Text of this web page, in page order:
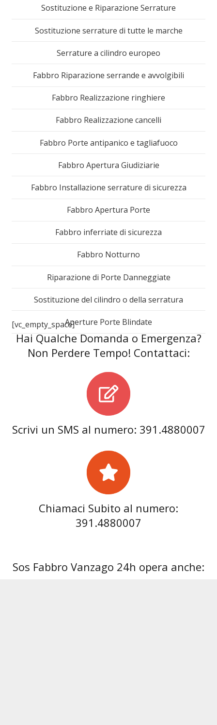
Sostituzione e Riparazione Serrature
Sostituzione serrature di tutte le marche
Serrature a cilindro europeo
Fabbro Riparazione serrande e avvolgibili
Fabbro Realizzazione ringhiere
Fabbro Realizzazione cancelli
Fabbro Porte antipanico e tagliafuoco
Fabbro Apertura Giudiziarie
Fabbro Installazione serrature di sicurezza
Fabbro Apertura Porte
Fabbro inferriate di sicurezza
Fabbro Notturno
Riparazione di Porte Danneggiate
Sostituzione del cilindro o della serratura
Aperture Porte Blindate
[vc_empty_space]
Hai Qualche Domanda o Emergenza?
Non Perdere Tempo! Contattaci:
Scrivi un SMS al numero: 391.4880007
Chiamaci Subito al numero:
391.4880007
Sos Fabbro Vanzago 24h opera anche: